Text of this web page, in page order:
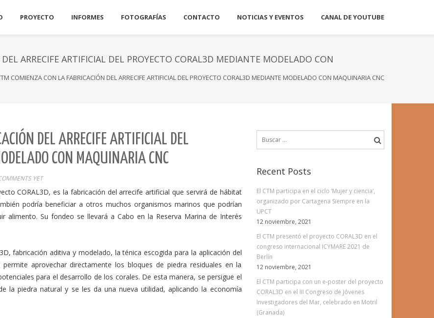
PROYECTO INFORMES FOTOGRAFÍAS CONTACTO NOTICIAS Y EVENTOS CANAL DE YOUTUBE
ARRECIFE ARTIFICIAL DEL PROYECTO CORAL3D MEDIANTE MODELADO CON
COMIENZA CON LA FABRICACIÓN DEL ARRECIFE ARTIFICIAL DEL PROYECTO CORAL3D MEDIANTE MODELADO CON MAQUINARIA CNC
DEL ARRECIFE ARTIFICIAL DEL
CON MAQUINARIA CNC
YET
CORAL3D, es la fabricación del arrecife artificial que servirá de hábitat
podría beneficiar a otros muchos organismos marinos que podrían
alimento. Su fondeo se llevará a Cabo en la Reserva Marina de Interés
fabricación aditiva y modelado, la ténica escogida para la aplicación del
aprovechar directamente los bloques de piedra residuales en la
para el desarrollo de los corales. De esta manera, se persigue el
la piedra natural y se les da una nueva utilidad, aplicando la economía
Recent Posts
El CTM participa en el ciclo ‘Mujer y ciencia’,
organizado por Cartagena Siempre en la
UPCT
12 noviembre, 2021
El CTM presentó el proyecto CORAL3D en el
congreso internacional ICYMARE 2021 de
Berlín
12 noviembre, 2021
El CTM participa con un e-poster del proyecto
CORAL3D en el III Congreso de Jóvenes
Investigadores del Mar, celebrado en Motril
(Granada)